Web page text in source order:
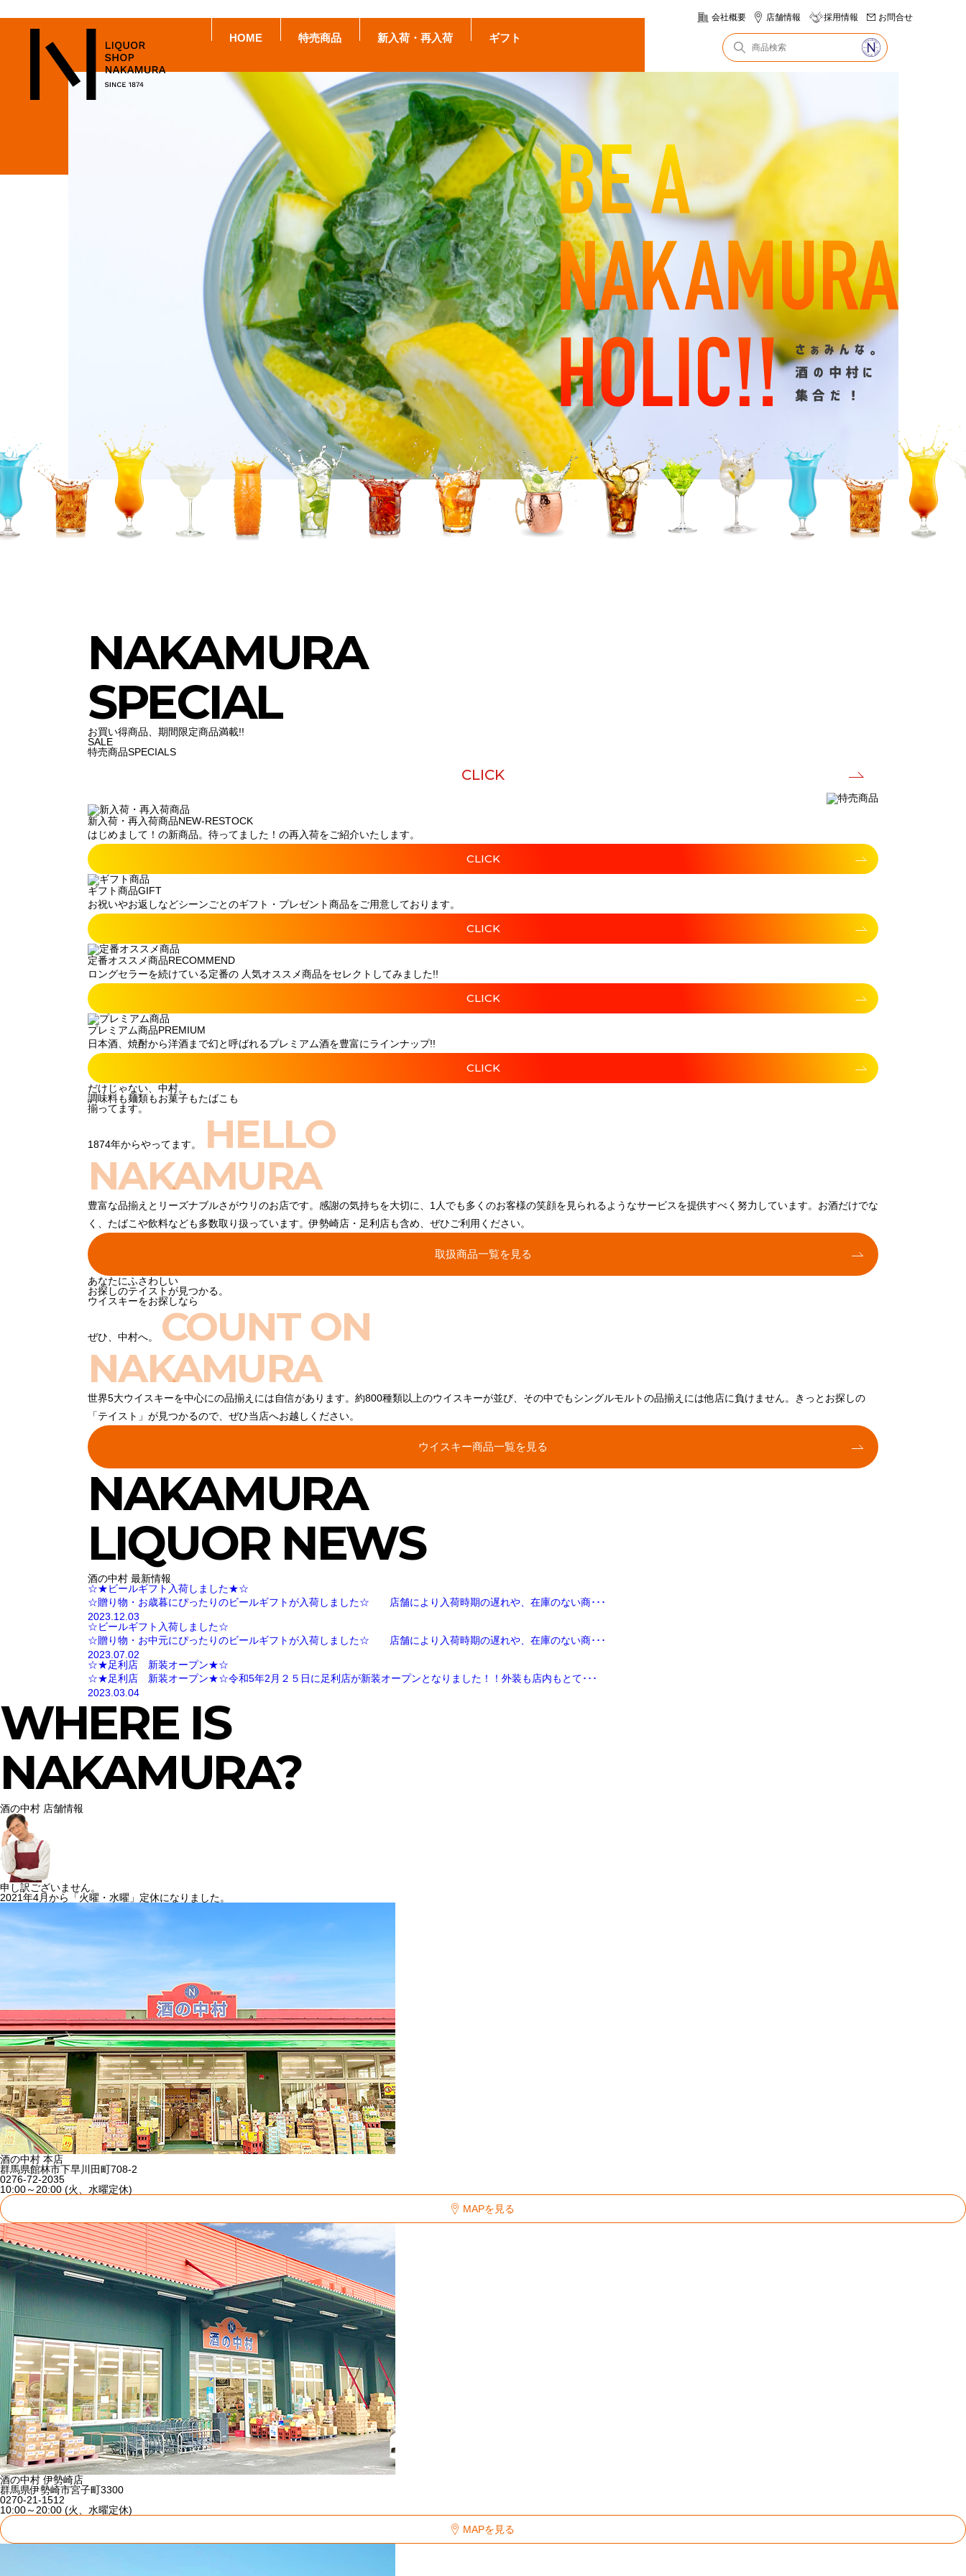
HOME 特売商品 新入荷・再入荷 ギフト
会社概要 店舗情報 採用情報 お問合せ
NAKAMURA
SPECIAL
お買い得商品、期間限定商品満載!!
SALE
特売商品SPECIALS
CLICK
新入荷・再入荷商品NEW-RESTOCK
はじめまして！の新商品。待ってました！の再入荷をご紹介いたします。
CLICK
ギフト商品GIFT
お祝いやお返しなどシーンごとのギフト・プレゼント商品をご用意しております。
CLICK
定番オススメ商品RECOMMEND
ロングセラーを続けている定番の 人気オススメ商品をセレクトしてみました!!
CLICK
プレミアム商品PREMIUM
日本酒、焼酎から洋酒まで幻と呼ばれるプレミアム酒を豊富にラインナップ!!
CLICK
だけじゃない、中村。
調味料も麺類もお菓子もたばこも
揃ってます。
1874年からやってます。
HELLO
NAKAMURA
豊富な品揃えとリーズナブルさがウリのお店です。感謝の気持ちを大切に、1人でも多くのお客様の笑顔を見られるようなサービスを提供すべく努力しています。お酒だけでな
く、たばこや飲料なども多数取り扱っています。伊勢崎店・足利店も含め、ぜひご利用ください。
取扱商品一覧を見る
あなたにふさわしい
お探しのテイストが見つかる。
ウイスキーをお探しなら
ぜひ、中村へ。
COUNT ON
NAKAMURA
世界5大ウイスキーを中心にの品揃えには自信があります。約800種類以上のウイスキーが並び、その中でもシングルモルトの品揃えには他店に負けません。きっとお探しの
「テイスト」が見つかるので、ぜひ当店へお越しください。
ウイスキー商品一覧を見る
NAKAMURA
LIQUOR NEWS
酒の中村 最新情報
☆★ビールギフト入荷しました★☆
☆贈り物・お歳暮にぴったりのビールギフトが入荷しました☆ 店舗により入荷時期の遅れや、在庫のない商･･･
2023.12.03
☆ビールギフト入荷しました☆
☆贈り物・お中元にぴったりのビールギフトが入荷しました☆ 店舗により入荷時期の遅れや、在庫のない商･･･
2023.07.02
☆★足利店 新装オープン★☆
☆★足利店 新装オープン★☆令和5年2月２５日に足利店が新装オープンとなりました！！外装も店内もとて･･･
2023.03.04
WHERE IS
NAKAMURA?
酒の中村 店舗情報
申し訳ございません。
2021年4月から「火曜・水曜」定休になりました。
酒の中村 本店
群馬県館林市下早川田町708-2
0276-72-2035
10:00～20:00 (火、水曜定休)
MAPを見る
酒の中村 伊勢崎店
群馬県伊勢崎市宮子町3300
0270-21-1512
10:00～20:00 (火、水曜定休)
MAPを見る